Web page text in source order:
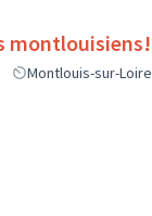
montlouisiens!
Montlouis-sur-Loire